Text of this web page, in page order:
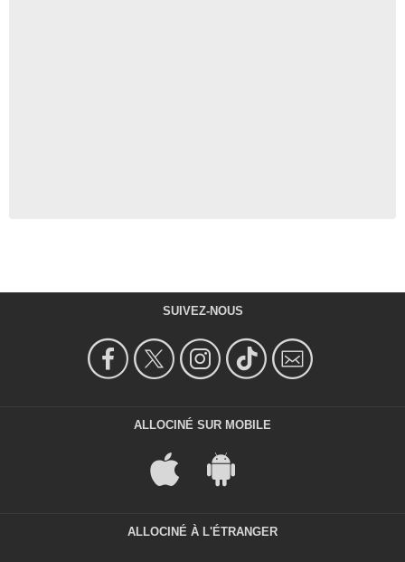
SUIVEZ-NOUS
ALLOCINÉ SUR MOBILE
ALLOCINÉ À L'ÉTRANGER